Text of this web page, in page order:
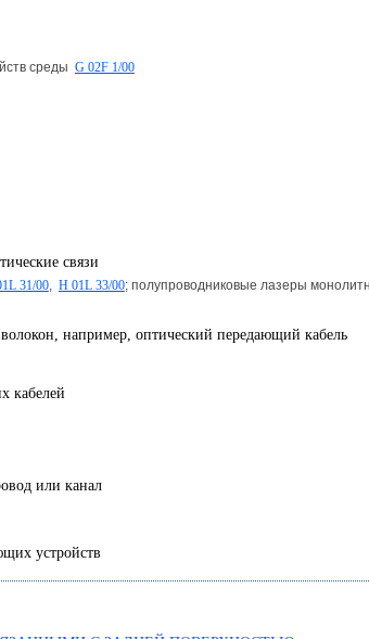
среды G 02F 1/00
связи
31/00, H 01L 33/00; полупроводниковые лазеры
например, оптический передающий кабель
кабелей
или канал
устройств